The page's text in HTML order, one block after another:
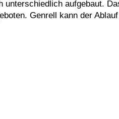
aufgebaut.
Genrell kann der